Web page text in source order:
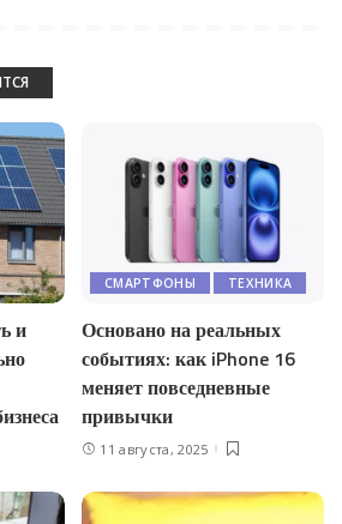
и
СМАРТФОНЫ ТЕХНИКА
Основано на реальных
событиях: как iPhone 16
меняет повседневные
привычки
11 августа, 2025